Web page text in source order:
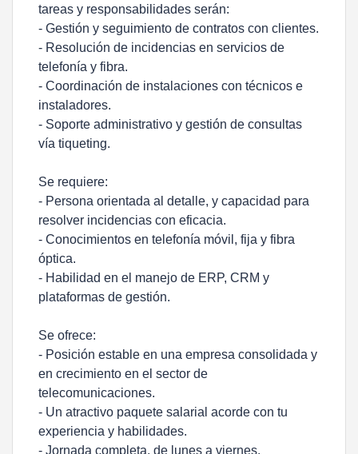
tareas y responsabilidades serán:
- Gestión y seguimiento de contratos con clientes.
- Resolución de incidencias en servicios de
telefonía y fibra.
- Coordinación de instalaciones con técnicos e
instaladores.
- Soporte administrativo y gestión de consultas
vía tiqueting.
Se requiere:
- Persona orientada al detalle, y capacidad para
resolver incidencias con eficacia.
- Conocimientos en telefonía móvil, fija y fibra
óptica.
- Habilidad en el manejo de ERP, CRM y
plataformas de gestión.
Se ofrece:
- Posición estable en una empresa consolidada y
en crecimiento en el sector de
telecomunicaciones.
- Un atractivo paquete salarial acorde con tu
experiencia y habilidades.
- Jornada completa, de lunes a viernes.